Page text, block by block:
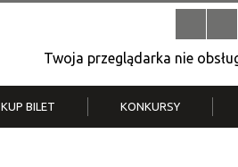
Twoja przeglądarka nie
KUP BILET KONKURSY